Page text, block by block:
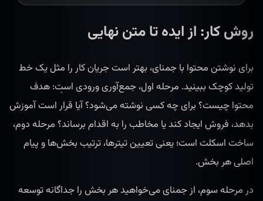
روش کار: از ایده تا متن نهایی
برای نوشتن محتوا با جمنای، بهتر است جریان کار را مثل یک خط
تولید کوچک ببینید. مرحله اول، جمع‌آوری ورودی است: هدف
محتوا چیست؟ برای چه کسی نوشته می‌شود؟ آیا قرار است آموزش
بدهد، فروش ایجاد کند یا مخاطب را به اقدام برساند؟ مرحله دوم،
ساخت اسکلت است؛ یعنی تعیین تیترها، ترتیب بخش‌ها و پیام
اصلی هر بخش.
در مرحله سوم، از جمنای می‌خواهید هر بخش را جداگانه توسعه